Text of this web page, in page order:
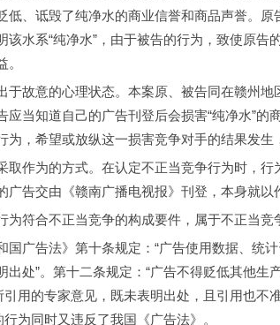
低、诋毁了纯净水的商业信誉和商品声誉。原
该水系“纯净水”，由于被告的行为，致使原告
故意的心理状态。本案原、被告同在赣州地
应当知道自己的广告刊登后会损害“纯净水”的
为，希望或放纵这一损害竞争对手的结果发生
作为的方式。在认定不正当竞争行为时，行
广告交由《赣南广播电视报》刊登，本身就以
符合不正当竞争的构成要件，属于不正当竞
广告法》第十条规定：“广告使用数据、统计
出处”。第十二条规定：“广告不得贬低其他生
引用的专家意见，既未表明出处，且引用也不
为同时又违反了我国《广告法》。